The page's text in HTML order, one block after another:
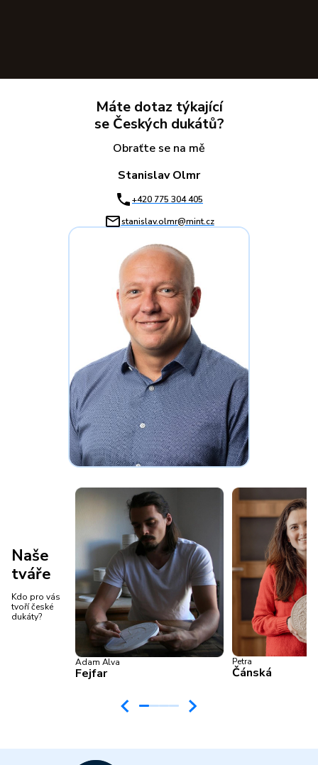
Máte dotaz týkající
se Českých dukátů?
Obraťte se na mě
Stanislav Olmr
+420 775 304 405
stanislav.olmr@mint.cz
Naše
tváře
Kdo pro vás
tvoří české
dukáty?
Adam Alva
Fejfar
Petra
Čánská